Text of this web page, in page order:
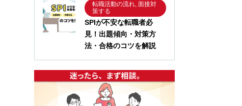
転職活動の流れ, 面接対
策する
SPIが不安な転職者必
見！出題傾向・対策方
法・合格のコツを解説